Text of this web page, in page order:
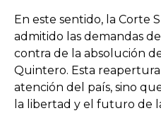
En este sentido, la Corte
admitido las demandas
contra de la absolución
Quintero. Esta
atención del país, sino
la libertad y el futuro de